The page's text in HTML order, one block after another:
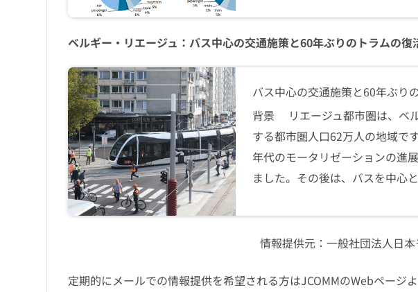
ベルギー・リエージュ：バス中心の交通施策と60年ぶりのトラムの復
バス中心の交通施策と60年ぶり
背景 リエージュ都市圏は、ベ
する都市圏人口62万人の地域で
年代のモータリゼーションの進
ました。その後は、バスを中心
情報提供元：一般社団法人日
定期的にメールでの情報提供を希望される方はJCOMMのWebページ